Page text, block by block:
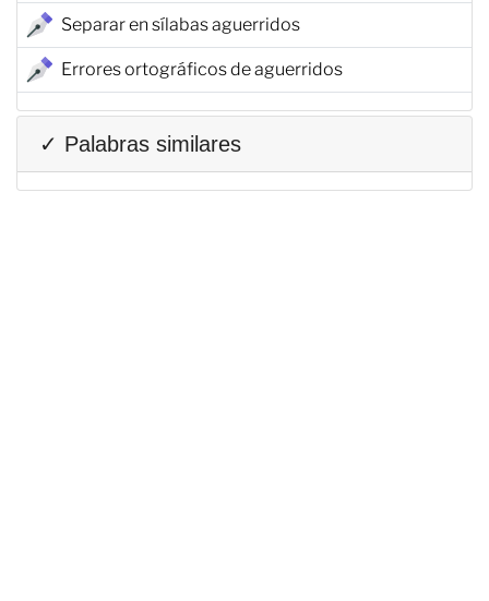
Separar en sílabas aguerridos
Errores ortográficos de aguerridos
✓ Palabras similares